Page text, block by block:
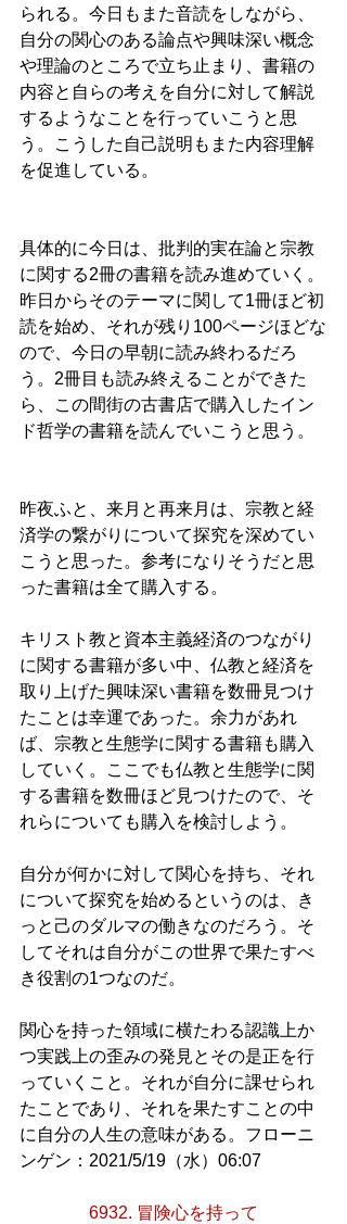
られる。今日もまた音読をしながら、
自分の関心のある論点や興味深い概念
や理論のところで立ち止まり、書籍の
内容と自らの考えを自分に対して解説
するようなことを行っていこうと思
う。こうした自己説明もまた内容理解
を促進している。
具体的に今日は、批判的実在論と宗教
に関する2冊の書籍を読み進めていく。
昨日からそのテーマに関して1冊ほど初
読を始め、それが残り100ページほどな
ので、今日の早朝に読み終わるだろ
う。2冊目も読み終えることができた
ら、この間街の古書店で購入したイン
ド哲学の書籍を読んでいこうと思う。
昨夜ふと、来月と再来月は、宗教と経
済学の繋がりについて探究を深めてい
こうと思った。参考になりそうだと思
った書籍は全て購入する。
キリスト教と資本主義経済のつながり
に関する書籍が多い中、仏教と経済を
取り上げた興味深い書籍を数冊見つけ
たことは幸運であった。余力があれ
ば、宗教と生態学に関する書籍も購入
していく。ここでも仏教と生態学に関
する書籍を数冊ほど見つけたので、そ
れらについても購入を検討しよう。
自分が何かに対して関心を持ち、それ
について探究を始めるというのは、き
っと己のダルマの働きなのだろう。そ
してそれは自分がこの世界で果たすべ
き役割の1つなのだ。
関心を持った領域に横たわる認識上か
つ実践上の歪みの発見とその是正を行
っていくこと。それが自分に課せられ
たことであり、それを果たすことの中
に自分の人生の意味がある。フローニ
ンゲン：2021/5/19（水）06:07
6932. 冒険心を持って